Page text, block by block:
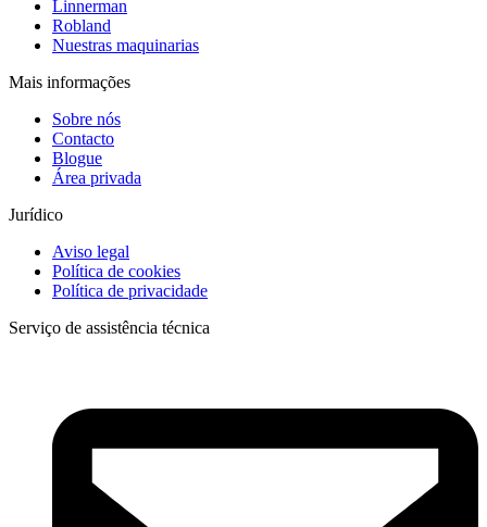
Linnerman
Robland
Nuestras maquinarias
Mais informações
Sobre nós
Contacto
Blogue
Área privada
Jurídico
Aviso legal
Política de cookies
Política de privacidade
Serviço de assistência técnica